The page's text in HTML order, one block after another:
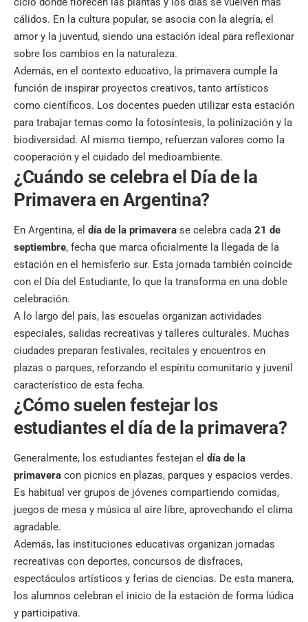
cálidos. En la cultura popular, se asocia con la alegría, el
amor y la juventud, siendo una estación ideal para reflexionar
sobre los cambios en la naturaleza.
Además, en el contexto educativo, la primavera cumple la
función de inspirar proyectos creativos, tanto artísticos
como científicos. Los docentes pueden utilizar esta estación
para trabajar temas como la fotosíntesis, la polinización y la
biodiversidad. Al mismo tiempo, refuerzan valores como la
cooperación y el cuidado del medioambiente.
¿Cuándo se celebra el Día de la
Primavera en Argentina?
En Argentina, el día de la primavera se celebra cada 21 de
septiembre, fecha que marca oficialmente la llegada de la
estación en el hemisferio sur. Esta jornada también coincide
con el Día del Estudiante, lo que la transforma en una doble
celebración.
A lo largo del país, las escuelas organizan actividades
especiales, salidas recreativas y talleres culturales. Muchas
ciudades preparan festivales, recitales y encuentros en
plazas o parques, reforzando el espíritu comunitario y juvenil
característico de esta fecha.
¿Cómo suelen festejar los
estudiantes el día de la primavera?
Generalmente, los estudiantes festejan el día de la
primavera con picnics en plazas, parques y espacios verdes.
Es habitual ver grupos de jóvenes compartiendo comidas,
juegos de mesa y música al aire libre, aprovechando el clima
agradable.
Además, las instituciones educativas organizan jornadas
recreativas con deportes, concursos de disfraces,
espectáculos artísticos y ferias de ciencias. De esta manera,
los alumnos celebran el inicio de la estación de forma lúdica
y participativa.